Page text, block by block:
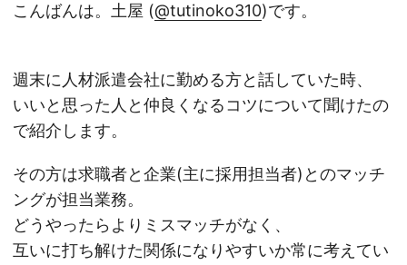
こんばんは。土屋 (@tutinoko310)です。
週末に人材派遣会社に勤める方と話していた時、
いいと思った人と仲良くなるコツについて聞けたの
で紹介します。
その方は求職者と企業(主に採用担当者)とのマッチ
ングが担当業務。
どうやったらよりミスマッチがなく、
互いに打ち解けた関係になりやすいか常に考えてい